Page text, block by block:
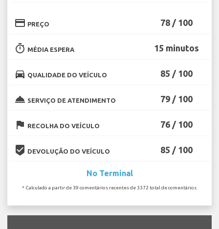
credit_card PREÇO 78 / 100
timer MÉDIA ESPERA 15 minutos
directions_car QUALIDADE DO VEÍCULO 85 / 100
room_service SERVIÇO DE ATENDIMENTO 79 / 100
flag RECOLHA DO VEÍCULO 76 / 100
beenhere DEVOLUÇÃO DO VEÍCULO 85 / 100
No Terminal
* Calculado a partir de 39 comentários recentes de 3372 total de comentários.